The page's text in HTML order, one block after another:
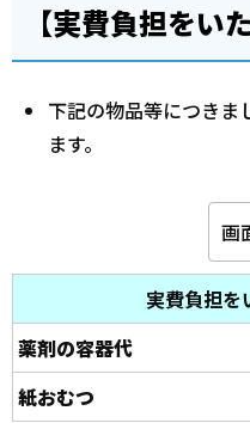
【実費負担をい
下記の物品等につきま
ます。
画
実費負担を
薬剤の容器代
紙おむつ